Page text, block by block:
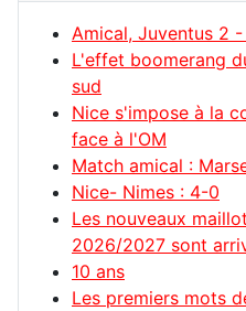
Amical, Juventus 2
L'effet boomerang
sud
Nice s'impose à la
face à l'OM
Match amical :
Nice- Nimes : 4-0
Les nouveaux
2026/2027 sont
10 ans
Les premiers mots